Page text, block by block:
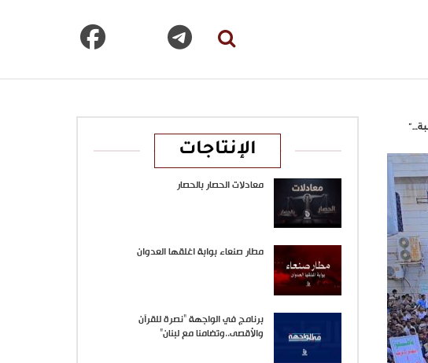
الإنتاجات
معادلات الحصار بالحصار
مطار صنعاء بوابة اغلقها العدوان
برنامج في الواجهة “نصرة للقرآن
والأقصى..وتضامنا مع لبنان”